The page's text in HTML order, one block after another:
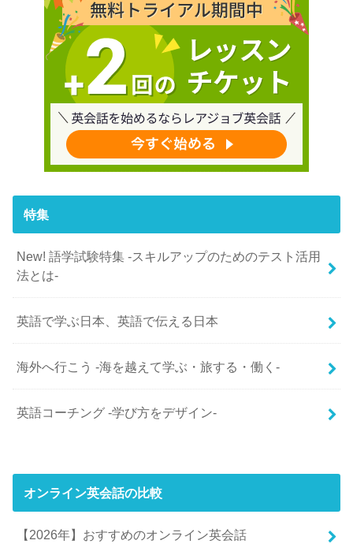
特集
New! 語学試験特集 -スキルアップのためのテスト活用
法とは-
英語で学ぶ日本、英語で伝える日本
海外へ行こう -海を越えて学ぶ・旅する・働く-
英語コーチング -学び方をデザイン-
オンライン英会話の比較
【2026年】おすすめのオンライン英会話